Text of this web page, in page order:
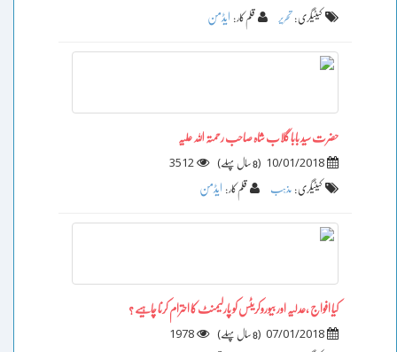
کیٹیگری : تحریر قلم کار : ایڈمن
حضرت سید بابا گلاب شاہ صاحب رحمتہ اللہ علیہ
10/01/2018
(8 سال پہلے )
3512
کیٹیگری : مذہب قلم کار : ایڈمن
کیا افواج ،عدلیہ اور بیوروکریٹس کو پارلیمنٹ کا احترام کرنا چاہیے ؟
07/01/2018
(8 سال پہلے )
1978